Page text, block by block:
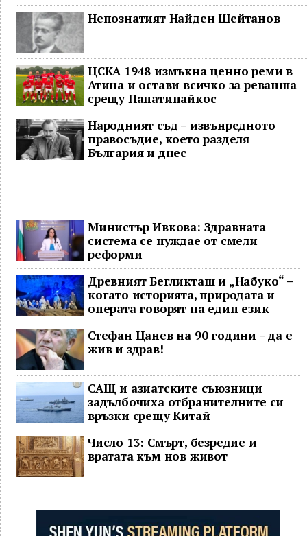
Непознатият Найден Шейтанов
ЦСКА 1948 измъкна ценно реми в
Атина и остави всичко за реванша
срещу Панатинайкос
Народният съд – извънредното
правосъдие, което разделя
България и днес
Министър Ивкова: Здравната
система се нуждае от смели
реформи
Древният Бегликташ и „Набуко“ –
когато историята, природата и
операта говорят на един език
Стефан Цанев на 90 години – да е
жив и здрав!
САЩ и азиатските съюзници
задълбочиха отбранителните си
връзки срещу Китай
Число 13: Смърт, безредие и
вратата към нов живот